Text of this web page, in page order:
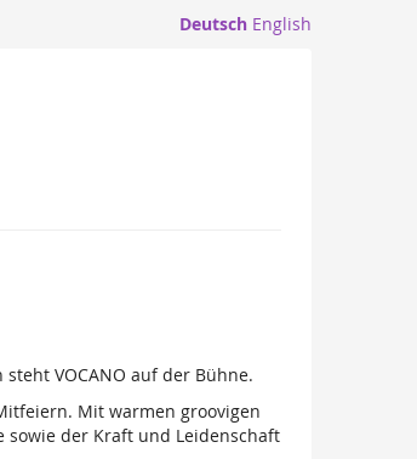
Deutsch English
VOCANO auf der Bühne.
Mit warmen groovigen
sowie der Kraft und Leidenschaft